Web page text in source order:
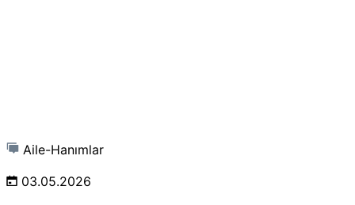
Aile-Hanımlar
03.05.2026